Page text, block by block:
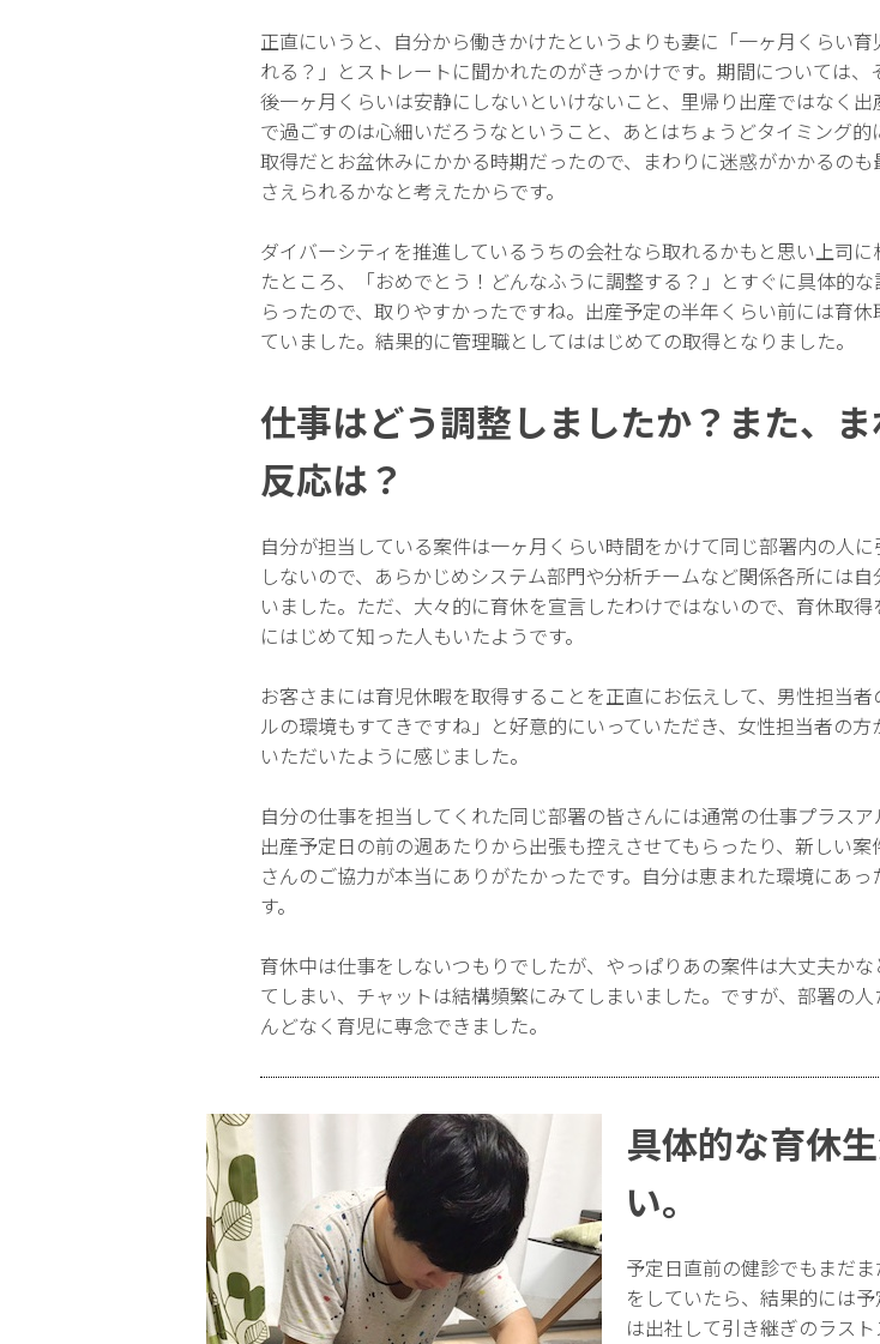
正直にいうと、自分から働きかけたというよりも妻に「一ヶ月くらい育
れる？」とストレートに聞かれたのがきっかけです。期間については、
後一ヶ月くらいは安静にしないといけないこと、里帰り出産ではなく出
で過ごすのは心細いだろうなということ、あとはちょうどタイミング的
取得だとお盆休みにかかる時期だったので、まわりに迷惑がかかるのも
さえられるかなと考えたからです。
ダイバーシティを推進しているうちの会社なら取れるかもと思い上司に
たところ、「おめでとう！どんなふうに調整する？」とすぐに具体的な
らったので、取りやすかったですね。出産予定の半年くらい前には育休
ていました。結果的に管理職としてははじめての取得となりました。
仕事はどう調整しましたか？また、
反応は？
自分が担当している案件は一ヶ月くらい時間をかけて同じ部署内の人
しないので、あらかじめシステム部門や分析チームなど関係各所には
いました。ただ、大々的に育休を宣言したわけではないので、育休取
にはじめて知った人もいたようです。
お客さまには育児休暇を取得することを正直にお伝えして、男性担当
ルの環境もすてきですね」と好意的にいっていただき、女性担当者の
いただいたように感じました。
自分の仕事を担当してくれた同じ部署の皆さんには通常の仕事プラス
出産予定日の前の週あたりから出張も控えさせてもらったり、新しい
さんのご協力が本当にありがたかったです。自分は恵まれた環境にあ
す。
育休中は仕事をしないつもりでしたが、やっぱりあの案件は大丈夫か
てしまい、チャットは結構頻繁にみてしまいました。ですが、部署の
んどなく育児に専念できました。
具体的な育休
い。
予定日直前の健診でもまだ
をしていたら、結果的には
は出社して引き継ぎのラス